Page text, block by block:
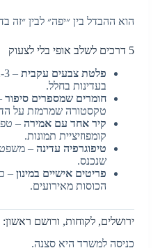
הוא ההבדל בין ״יפה״ לבין ״זה
5 דרכים לשלב אופי בלי לצעוק
פלטת צבעים עקבית
בעדינות בחלל.
חומרים שמספרים סיפור
טקסטורה שמרמזת על
קיר אחד עם אמירה–
קומפוזיציית תמונות.
טיפוגרפיה עדינה– משפט
שנכנס.
פריטים אישיים במינון–
הכוסות מאירועים.
ירושלים, לקוחות, ורושם ראשון: מה
כניסה למשרד היא סצנה.